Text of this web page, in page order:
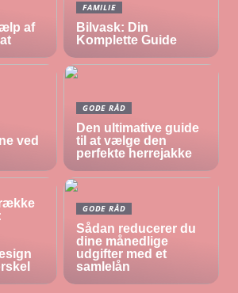
af
FAMILIE
Bilvask: Din
Komplette Guide
ved
GODE RÅD
Den ultimative guide
til at vælge den
perfekte herrejakke
GODE RÅD
Sådan reducerer du
dine månedlige
udgifter med et
samlelån